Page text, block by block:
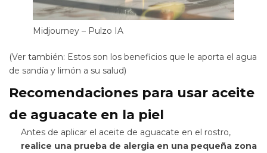
Midjourney – Pulzo IA
(Ver también: Estos son los beneficios que le aporta el agua
de sandía y limón a su salud)
Recomendaciones para usar aceite
de aguacate en la piel
Antes de aplicar el aceite de aguacate en el rostro,
realice una prueba de alergia en una pequeña zona